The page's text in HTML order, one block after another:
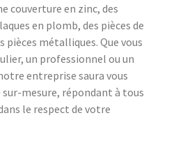
couverture en zinc, des
en plomb, des pièces de
pièces métalliques. Que vous
un professionnel ou un
entreprise saura vous
mesure, répondant à tous
le respect de votre